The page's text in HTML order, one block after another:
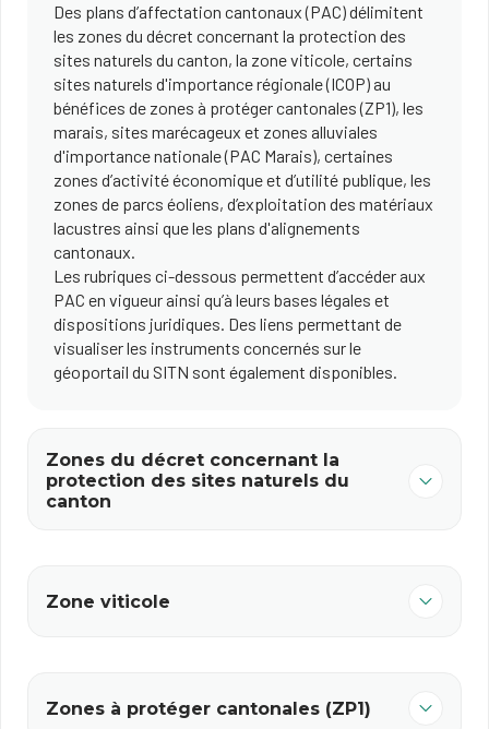
Des plans d’affectation cantonaux (PAC) délimitent
les zones du décret concernant la protection des
sites naturels du canton, la zone viticole, certains
sites naturels d'importance régionale (ICOP) au
bénéfices de zones à protéger cantonales (ZP1), les
marais, sites marécageux et zones alluviales
d'importance nationale (PAC Marais), certaines
zones d’activité économique et d’utilité publique, les
zones de parcs éoliens, d’exploitation des matériaux
lacustres ainsi que les plans d'alignements
cantonaux.
Les rubriques ci-dessous permettent d’accéder aux
PAC en vigueur ainsi qu’à leurs bases légales et
dispositions juridiques. Des liens permettant de
visualiser les instruments concernés sur le
géoportail du SITN sont également disponibles.
Zones du décret concernant la
protection des sites naturels du
canton
Zone viticole
Zones à protéger cantonales (ZP1)